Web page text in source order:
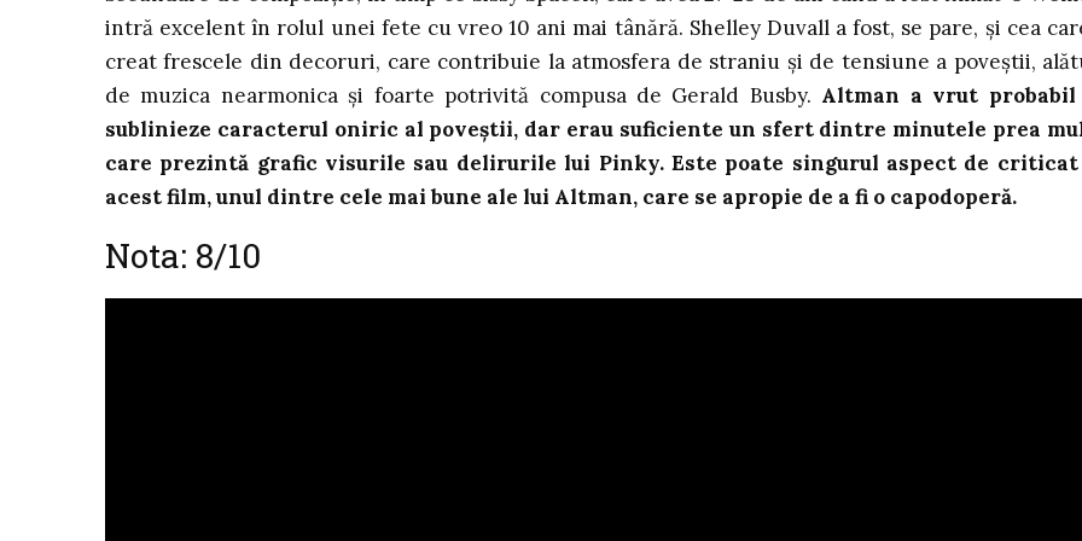
intră excelent în rolul unei fete cu vreo 10 ani mai tânără. Shelley Duvall a fost, se pare, și cea
creat frescele din decoruri, care contribuie la atmosfera de straniu și de tensiune a poveștii,
de muzica nearmonica și foarte potrivită compusa de Gerald Busby. Altman a vrut probabil
sublinieze caracterul oniric al poveștii, dar erau suficiente un sfert dintre minutele prea
care prezintă grafic visurile sau delirurile lui Pinky. Este poate singurul aspect de
acest film, unul dintre cele mai bune ale lui Altman, care se apropie de a fi o capodoperă.
Nota: 8/10